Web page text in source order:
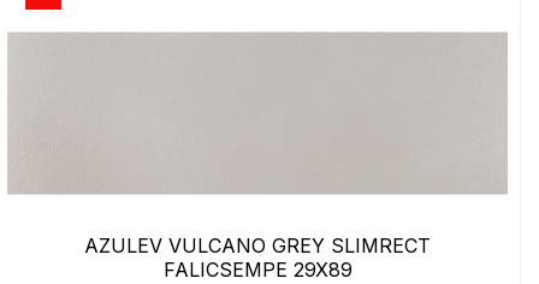
AZULEV VULCANO GREY SLIMRECT
FALICSEMPE 29X89